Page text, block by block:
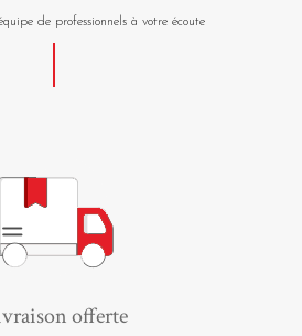
de professionnels à votre écoute
offerte